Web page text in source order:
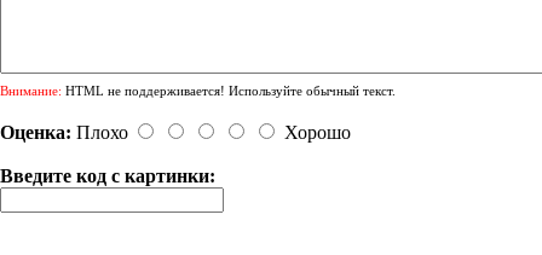
Внимание: HTML не поддерживается! Используйте обычный текст.
Оценка: Плохо Хорошо
Введите код с картинки: